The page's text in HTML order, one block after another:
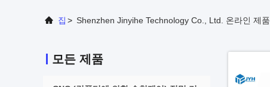
집 > Shenzhen Jinyihe Technology Co., Ltd. 온라인 제품
모든 제품